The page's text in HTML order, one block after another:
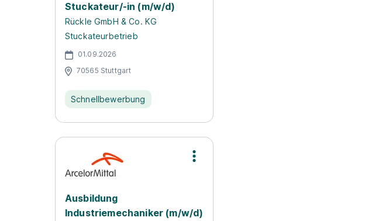
Stuckateur/-in (m/w/d)
Rückle GmbH & Co. KG
Stuckateurbetrieb
01.09.2026
70565 Stuttgart
Schnellbewerbung
Ausbildung
Industriemechaniker (m/w/d)